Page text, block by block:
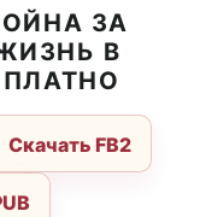
ЗА
В
Скачать FB2